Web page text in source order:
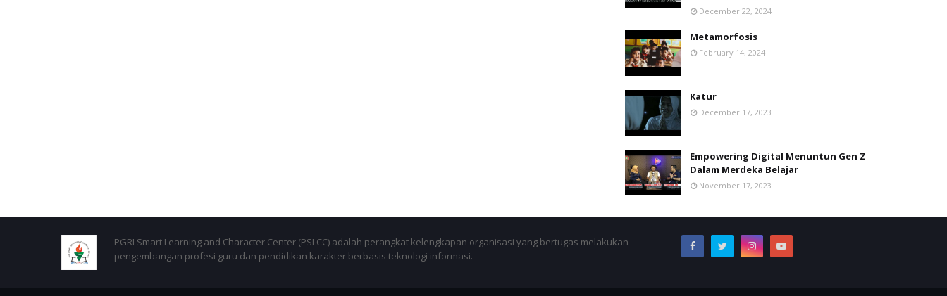
December 22, 2024
Metamorfosis
February 14, 2024
Katur
December 17, 2023
Empowering Digital Menuntun Gen Z
Dalam Merdeka Belajar
November 17, 2023
PGRI Smart Learning and Character Center (PSLCC) adalah perangkat kelengkapan organisasi yang bertugas melakukan
pengembangan profesi guru dan pendidikan karakter berbasis teknologi informasi.